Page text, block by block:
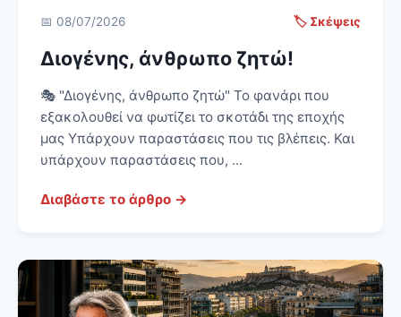
📅 08/07/2026 🏷️ Σκέψεις
Διογένης, άνθρωπο ζητώ!
🎭 "Διογένης, άνθρωπο ζητώ" Το φανάρι που
εξακολουθεί να φωτίζει το σκοτάδι της εποχής
μας Υπάρχουν παραστάσεις που τις βλέπεις. Και
υπάρχουν παραστάσεις που, ...
Διαβάστε το άρθρο →